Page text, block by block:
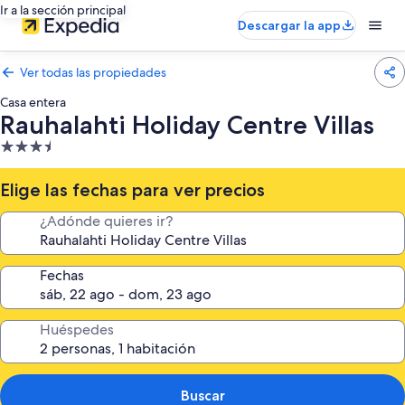
Ir a la sección principal
Descargar la app
Ver todas las propiedades
Casa entera
Rauhalahti Holiday Centre Villas
Propiedad
de
3.5
estrellas
Elige las fechas para ver precios
¿Adónde quieres ir?
Fechas
Huéspedes
Buscar